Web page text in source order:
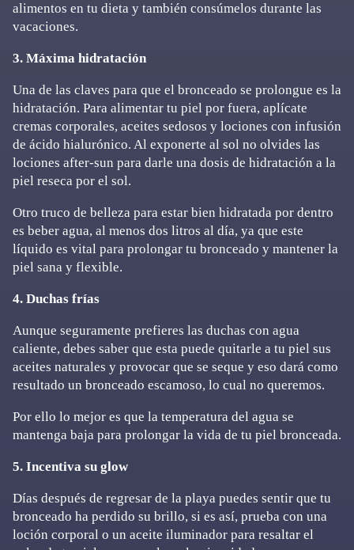
alimentos en tu dieta y también consúmelos durante las
vacaciones.
3. Máxima hidratación
Una de las claves para que el bronceado se prolongue es la
hidratación. Para alimentar tu piel por fuera, aplícate
cremas corporales, aceites sedosos y lociones con infusión
de ácido hialurónico. Al exponerte al sol no olvides las
lociones after-sun para darle una dosis de hidratación a la
piel reseca por el sol.
Otro truco de belleza para estar bien hidratada por dentro
es beber agua, al menos dos litros al día, ya que este
líquido es vital para prolongar tu bronceado y mantener la
piel sana y flexible.
4. Duchas frías
Aunque seguramente prefieres las duchas con agua
caliente, debes saber que esta puede quitarle a tu piel sus
aceites naturales y provocar que se seque y eso dará como
resultado un bronceado escamoso, lo cual no queremos.
Por ello lo mejor es que la temperatura del agua se
mantenga baja para prolongar la vida de tu piel bronceada.
5. Incentiva su glow
Días después de regresar de la playa puedes sentir que tu
bronceado ha perdido su brillo, si es así, prueba con una
loción corporal o un aceite iluminador para resaltar el